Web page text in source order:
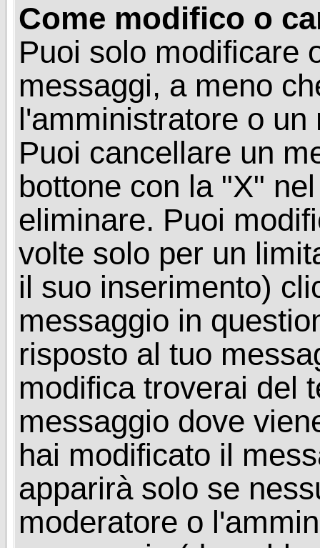
Come modifico o
Puoi solo modificare
messaggi, a meno
l'amministratore o
Puoi cancellare un
bottone con la "X"
eliminare. Puoi
volte solo per un
il suo inserimento)
messaggio in
risposto al tuo
modifica troverai del
messaggio dove
hai modificato il
apparirà solo se
moderatore o